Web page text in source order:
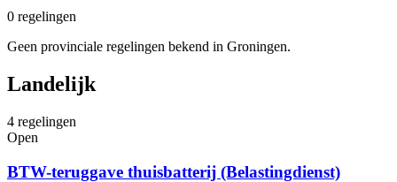
0 regelingen
Geen provinciale regelingen bekend in Groningen.
Landelijk
4 regelingen
Open
BTW-teruggave thuisbatterij (Belastingdienst)